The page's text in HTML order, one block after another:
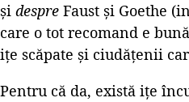
și despre Faust și Goethe
care o tot recomand e
ițe scăpate și ciudățenii
Pentru că da, există ițe